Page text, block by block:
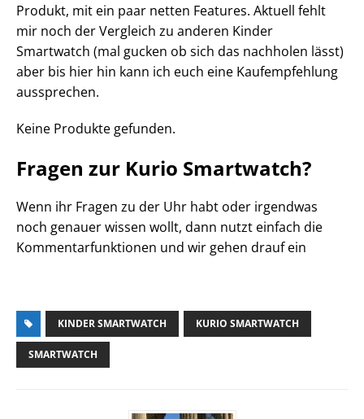
Produkt, mit ein paar netten Features. Aktuell fehlt
mir noch der Vergleich zu anderen Kinder
Smartwatch (mal gucken ob sich das nachholen lässt)
aber bis hier hin kann ich euch eine Kaufempfehlung
aussprechen.
Keine Produkte gefunden.
Fragen zur Kurio Smartwatch?
Wenn ihr Fragen zu der Uhr habt oder irgendwas
noch genauer wissen wollt, dann nutzt einfach die
Kommentarfunktionen und wir gehen drauf ein
KINDER SMARTWATCH KURIO SMARTWATCH
SMARTWATCH